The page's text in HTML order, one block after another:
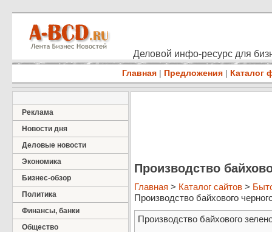
Деловой инфо-ресурс для
Главная | Предложения | Каталог
Реклама
Новости дня
Деловые новости
Экономика
Бизнес-обзор
Политика
Финансы, банки
Общество
Производство
Главная > Каталог сайтов >
Производство байхового
Производство байхового